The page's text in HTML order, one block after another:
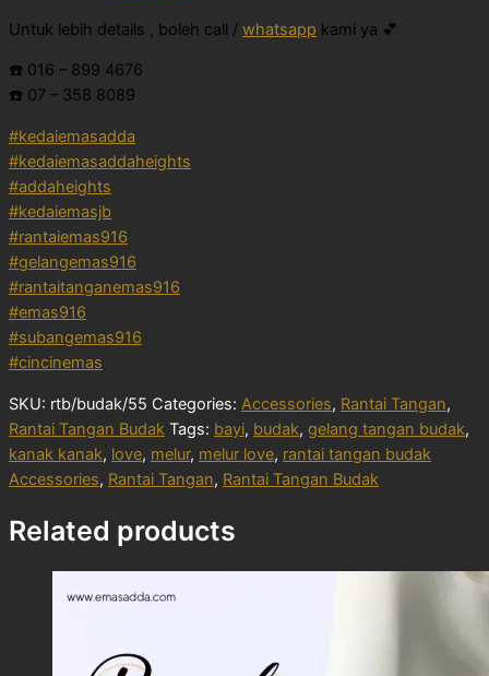
Untuk lebih details , boleh call / whatsapp kami ya 💕
☎️ 016 – 899 4676
☎️ 07 – 358 8089
#kedaiemasadda
#kedaiemasaddaheights
#addaheights
#kedaiemasjb
#rantaiemas916
#gelangemas916
#rantaitanganemas916
#emas916
#subangemas916
#cincinemas
SKU: rtb/budak/55 Categories: Accessories, Rantai Tangan,
Rantai Tangan Budak Tags: bayi, budak, gelang tangan budak,
kanak kanak, love, melur, melur love, rantai tangan budak
Accessories, Rantai Tangan, Rantai Tangan Budak
Related products